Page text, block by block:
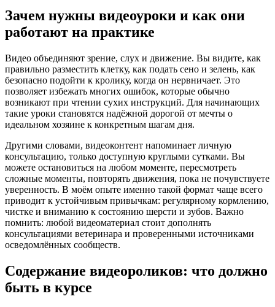
Зачем нужны видеоуроки и как они
работают на практике
Видео объединяют зрение, слух и движение. Вы видите, как
правильно разместить клетку, как подать сено и зелень, как
безопасно подойти к кролику, когда он нервничает. Это
позволяет избежать многих ошибок, которые обычно
возникают при чтении сухих инструкций. Для начинающих
такие уроки становятся надёжной дорогой от мечты о
идеальном хозяине к конкретным шагам дня.
Другими словами, видеоконтент напоминает личную
консультацию, только доступную круглыми сутками. Вы
можете остановиться на любом моменте, пересмотреть
сложные моменты, повторять движения, пока не почувствуете
уверенность. В моём опыте именно такой формат чаще всего
приводит к устойчивым привычкам: регулярному кормлению,
чистке и вниманию к состоянию шерсти и зубов. Важно
помнить: любой видеоматериал стоит дополнять
консультациями ветеринара и проверенными источниками
осведомлённых сообществ.
Содержание видеороликов: что должно
быть в курсе